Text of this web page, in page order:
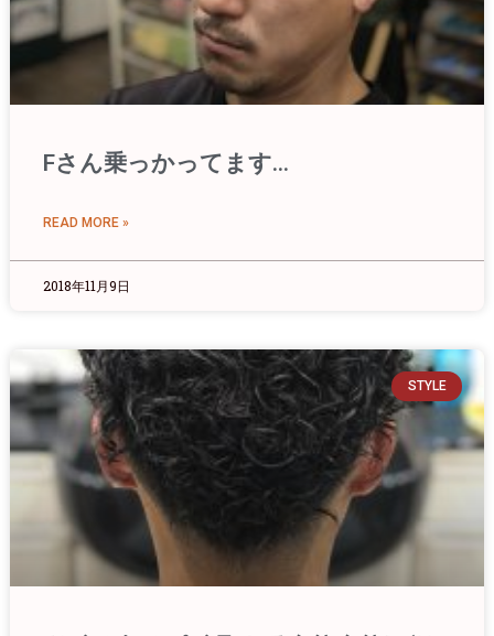
Fさん乗っかってます…
READ MORE »
2018年11月9日
STYLE